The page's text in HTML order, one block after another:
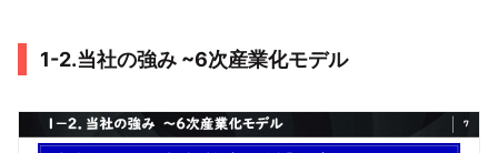
1-2.当社の強み ~6次産業化モデル